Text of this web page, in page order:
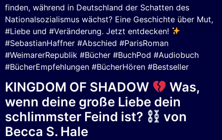
finden, während in Deutschland der Schatten des
Nationalsozialismus wächst? Eine Geschichte über Mut,
#Liebe und #Veränderung. Jetzt entdecken!
#SebastianHaffner #Abschied #ParisRoman
#WeimarerRepublik #Bücher #BuchPod #Audiobuch
#BücherEmpfehlungen #BücherHören #Bestseller
KINGDOM OF SHADOW
Was,
wenn deine große Liebe dein
schlimmster Feind ist?
von
Becca S. Hale